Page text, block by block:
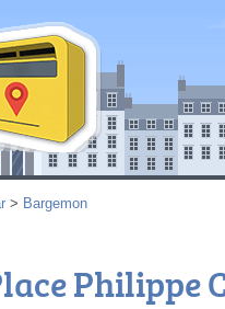
> Bargemon
Philippe